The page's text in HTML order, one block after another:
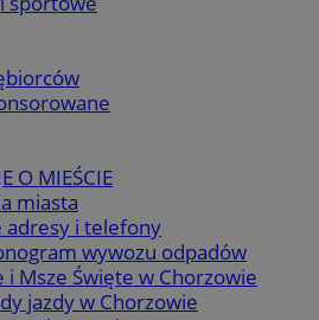
O MIEŚCIE
miasta
adresy i telefony
wywozu odpadów
i Msze Święte w Chorzowie
jazdy w Chorzowie